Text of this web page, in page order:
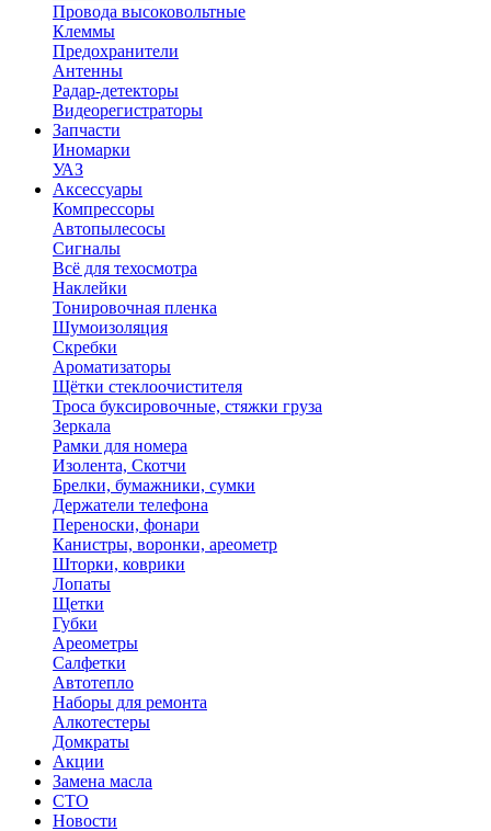
Провода высоковольтные
Клеммы
Предохранители
Антенны
Радар-детекторы
Видеорегистраторы
Запчасти
Иномарки
УАЗ
Аксесcуары
Компрессоры
Автопылесосы
Сигналы
Всё для техосмотра
Наклейки
Тонировочная пленка
Шумоизоляция
Скребки
Ароматизаторы
Щётки стеклоочистителя
Троса буксировочные, стяжки груза
Зеркала
Рамки для номера
Изолента, Скотчи
Брелки, бумажники, сумки
Держатели телефона
Переноски, фонари
Канистры, воронки, ареометр
Шторки, коврики
Лопаты
Щетки
Губки
Ареометры
Салфетки
Автотепло
Наборы для ремонта
Алкотестеры
Домкраты
Акции
Замена масла
СТО
Новости